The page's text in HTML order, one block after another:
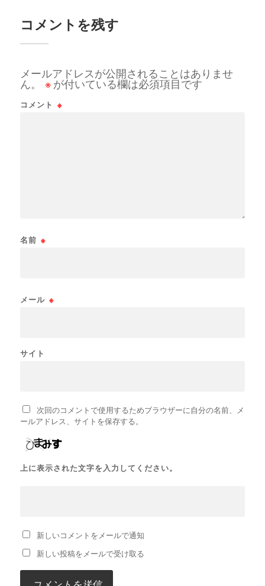
コメントを残す
メールアドレスが公開されることはありませ
ん。
※ が付いている欄は必須項目です
コメント ※
名前 ※
メール ※
サイト
次回のコメントで使用するためブラウザーに自分の名前、メ
ールアドレス、サイトを保存する。
上に表示された文字を入力してください。
新しいコメントをメールで通知
新しい投稿をメールで受け取る